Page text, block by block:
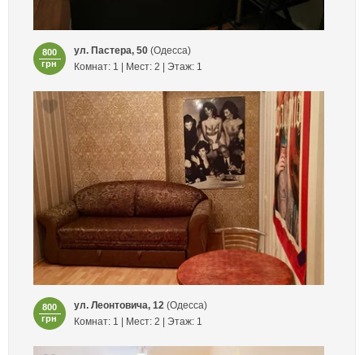
800
грн
ул. Пастера, 50(Одесса)
Комнат: 1 | Мест: 2 | Этаж: 1
800
грн
ул. Леонтовича, 12(Одесса)
Комнат: 1 | Мест: 2 | Этаж: 1